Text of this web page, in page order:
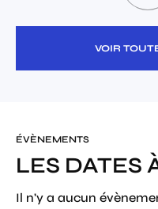
VOIR
ÉVÈNEMENTS
LES DATES
Il n'y a aucun